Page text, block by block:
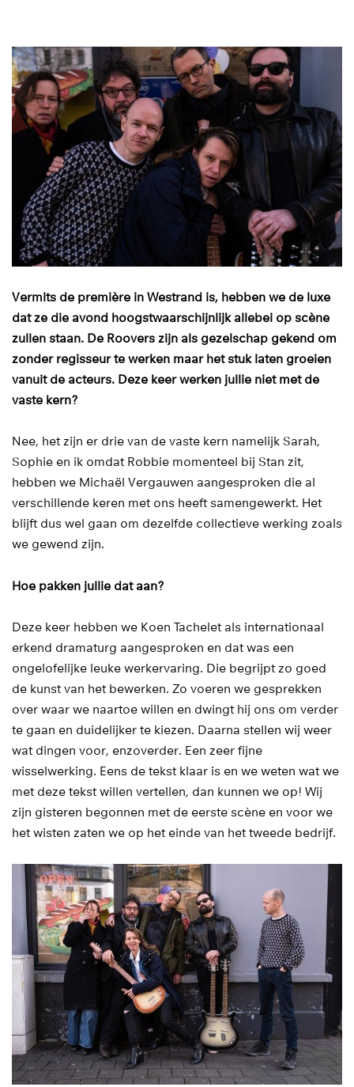
Vermits de première in Westrand is, hebben we de luxe
dat ze die avond hoogstwaarschijnlijk allebei op scène
zullen staan. De Roovers zijn als gezelschap gekend om
zonder regisseur te werken maar het stuk laten groeien
vanuit de acteurs. Deze keer werken jullie niet met de
vaste kern?
Nee, het zijn er drie van de vaste kern namelijk Sarah,
Sophie en ik omdat Robbie momenteel bij Stan zit,
hebben we Michaël Vergauwen aangesproken die al
verschillende keren met ons heeft samengewerkt. Het
blijft dus wel gaan om dezelfde collectieve werking zoals
we gewend zijn.
Hoe pakken jullie dat aan?
Deze keer hebben we Koen Tachelet als internationaal
erkend dramaturg aangesproken en dat was een
ongelofelijke leuke werkervaring. Die begrijpt zo goed
de kunst van het bewerken. Zo voeren we gesprekken
over waar we naartoe willen en dwingt hij ons om verder
te gaan en duidelijker te kiezen. Daarna stellen wij weer
wat dingen voor, enzoverder. Een zeer fijne
wisselwerking. Eens de tekst klaar is en we weten wat we
met deze tekst willen vertellen, dan kunnen we op! Wij
zijn gisteren begonnen met de eerste scène en voor we
het wisten zaten we op het einde van het tweede bedrijf.